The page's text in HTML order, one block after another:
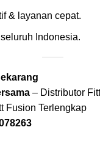
& layanan cepat.
Indonesia.
– Distributor
Fusion Terlengkap